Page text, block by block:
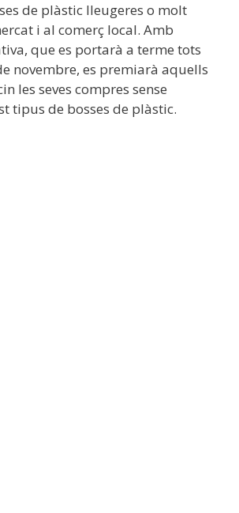
de plàstic lleugeres o molt
i al comerç local. Amb
que es portarà a terme tots
novembre, es premiarà aquells
les seves compres sense
tipus de bosses de plàstic.